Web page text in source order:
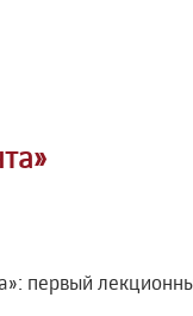
первый